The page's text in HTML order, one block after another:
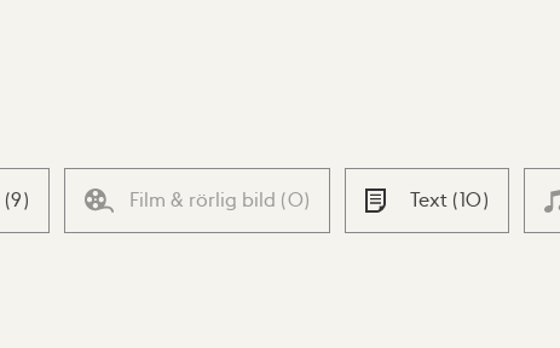
(9) Film & rörlig bild (0) Text (10)